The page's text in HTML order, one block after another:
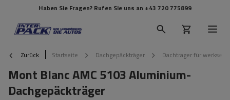
Haben Sie Fragen? Rufen Sie uns an +43 720 775899
Zurück Startseite Dachgepäckträger Dachträger für
Mont Blanc AMC 5103 Aluminium-
Dachgepäckträger